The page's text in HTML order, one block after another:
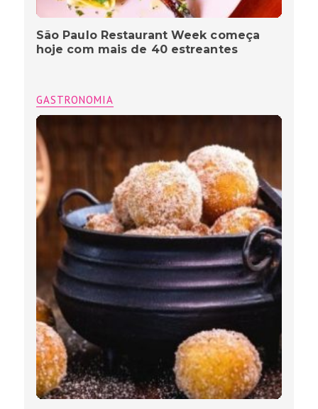
São Paulo Restaurant Week começa
hoje com mais de 40 estreantes
GASTRONOMIA